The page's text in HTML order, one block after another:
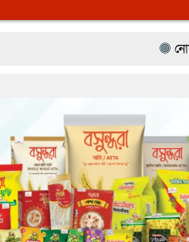
নোয়াখালীতে মেঘনার